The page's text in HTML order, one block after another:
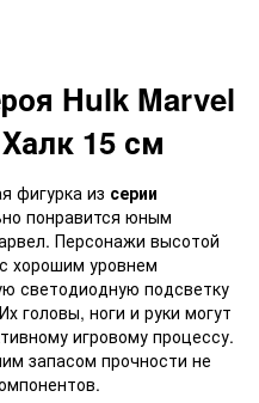
Hulk Marvel
15 см
фигурка из серии
понравится юным
Персонажи высотой
хорошим уровнем
светодиодную подсветку
головы, ноги и руки могут
игровому процессу.
запасом прочности не